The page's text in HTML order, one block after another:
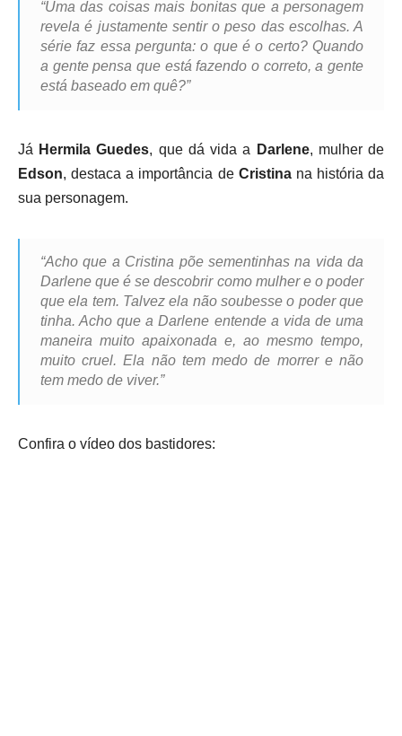
“Uma das coisas mais bonitas que a personagem
revela é justamente sentir o peso das escolhas. A
série faz essa pergunta: o que é o certo? Quando
a gente pensa que está fazendo o correto, a gente
está baseado em quê?”
Já Hermila Guedes, que dá vida a Darlene, mulher de
Edson, destaca a importância de Cristinana história da
sua personagem.
“Acho que a Cristina põe sementinhas na vida da
Darlene que é se descobrir como mulher e o poder
que ela tem. Talvez ela não soubesse o poder que
tinha. Acho que a Darlene entende a vida de uma
maneira muito apaixonada e, ao mesmo tempo,
muito cruel. Ela não tem medo de morrer e não
tem medo de viver.”
Confira o vídeo dos bastidores: